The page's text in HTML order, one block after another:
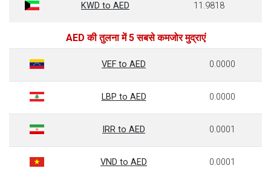
KWD to AED 11.9818
AED की तुलना में 5 सबसे कमजोर मुद्राएं
VEF to AED 0.0000
LBP to AED 0.0000
IRR to AED 0.0001
VND to AED 0.0001